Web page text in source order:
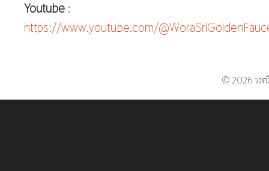
Youtube :
https://www.youtube.com/
© 2026 วรศ